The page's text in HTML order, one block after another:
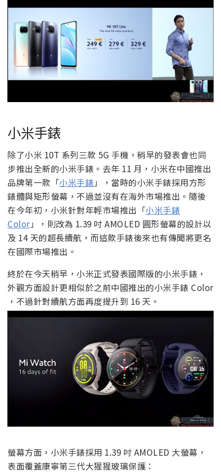
小米手錶
除了小米 10T 系列三款 5G 手機，稍早的發表會也同
步推出全新的小米手錶。去年 11 月，小米在中國推出
品牌第一款「小米手錶」，當時的小米手錶採用方形
錶體與矩形螢幕，不過並沒有在海外市場推出。隨後
在今年初，小米針對年輕市場推出「小米手錶
Color」，則改為 1.39 吋 AMOLED 圓形螢幕的設計以
及 14 天的超長續航，而這款手錶後來也有傳聞將更名
在國際市場推出。
終於在今天稍早，小米正式發表國際版的小米手錶，
外觀方面設計更相似於之前中國推出的小米手錶 Color
，不過針對續航方面再度提升到 16 天。
螢幕方面，小米手錶採用 1.39 吋 AMOLED 大螢幕，
表面覆蓋康寧第三代大猩猩玻璃保護：